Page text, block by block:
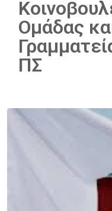
Ομάδας
ΠΣ